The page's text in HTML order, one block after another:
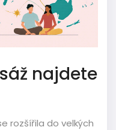
najdete
rozšířila do velkých